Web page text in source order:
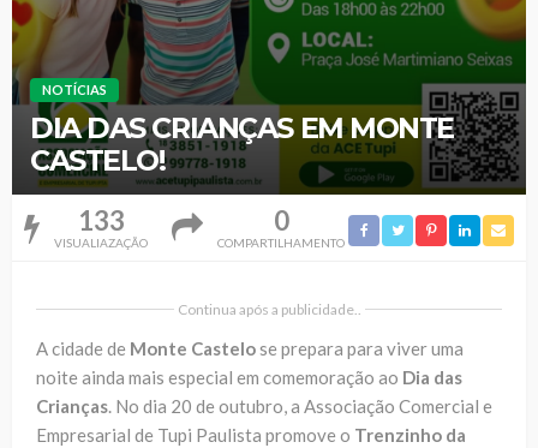
NOTÍCIAS
DIA DAS CRIANÇAS EM MONTE
CASTELO!
133
VISUALIAZAÇÃO
0
COMPARTILHAMENTO
Continua após a publicidade..
A cidade de Monte Castelose prepara para viver uma
noite ainda mais especial em comemoração ao Dia das
Crianças. No dia 20 de outubro, a Associação Comercial e
Empresarial de Tupi Paulista promove o Trenzinho da